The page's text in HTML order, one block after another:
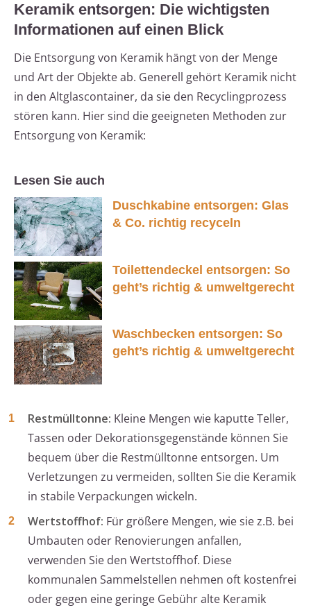
Keramik entsorgen: Die wichtigsten
Informationen auf einen Blick
Die Entsorgung von Keramik hängt von der Menge
und Art der Objekte ab. Generell gehört Keramik nicht
in den Altglascontainer, da sie den Recyclingprozess
stören kann. Hier sind die geeigneten Methoden zur
Entsorgung von Keramik:
Lesen Sie auch
Duschkabine entsorgen: Glas
& Co. richtig recyceln
Toilettendeckel entsorgen: So
geht’s richtig & umweltgerecht
Waschbecken entsorgen: So
geht’s richtig & umweltgerecht
Restmülltonne: Kleine Mengen wie kaputte Teller,
Tassen oder Dekorationsgegenstände können Sie
bequem über die Restmülltonne entsorgen. Um
Verletzungen zu vermeiden, sollten Sie die Keramik
in stabile Verpackungen wickeln.
Wertstoffhof: Für größere Mengen, wie sie z.B. bei
Umbauten oder Renovierungen anfallen,
verwenden Sie den Wertstoffhof. Diese
kommunalen Sammelstellen nehmen oft kostenfrei
oder gegen eine geringe Gebühr alte Keramik